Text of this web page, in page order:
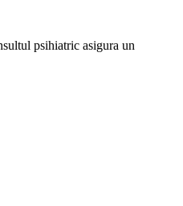
psihiatric asigura un